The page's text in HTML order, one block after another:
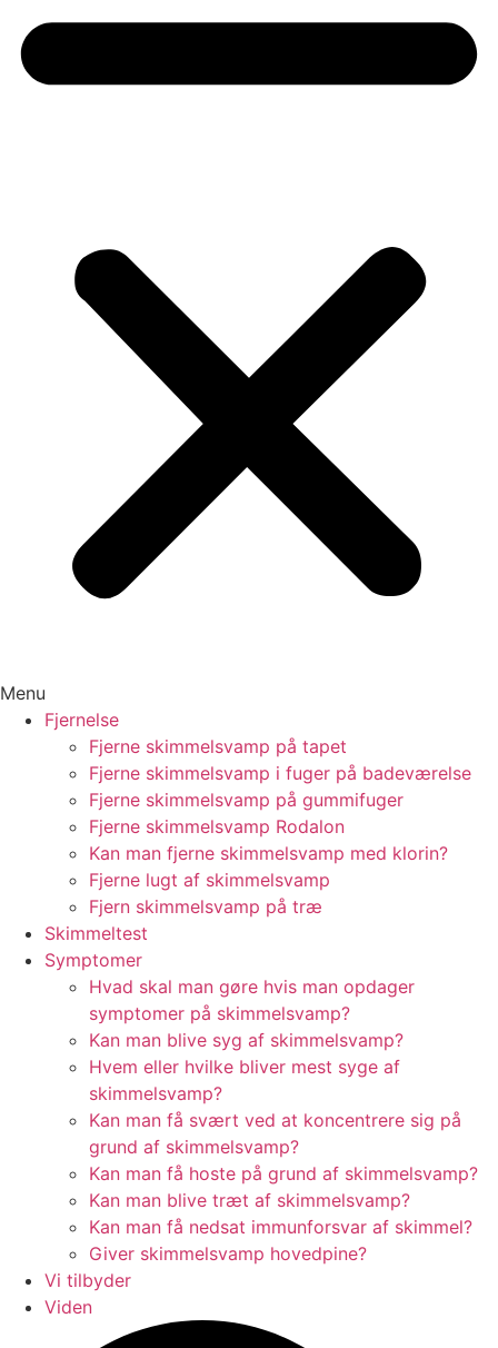
Menu
Fjernelse
Fjerne skimmelsvamp på tapet
Fjerne skimmelsvamp i fuger på badeværelse
Fjerne skimmelsvamp på gummifuger
Fjerne skimmelsvamp Rodalon
Kan man fjerne skimmelsvamp med klorin?
Fjerne lugt af skimmelsvamp
Fjern skimmelsvamp på træ
Skimmeltest
Symptomer
Hvad skal man gøre hvis man opdager
symptomer på skimmelsvamp?
Kan man blive syg af skimmelsvamp?
Hvem eller hvilke bliver mest syge af
skimmelsvamp?
Kan man få svært ved at koncentrere sig på
grund af skimmelsvamp?
Kan man få hoste på grund af skimmelsvamp?
Kan man blive træt af skimmelsvamp?
Kan man få nedsat immunforsvar af skimmel?
Giver skimmelsvamp hovedpine?
Vi tilbyder
Viden